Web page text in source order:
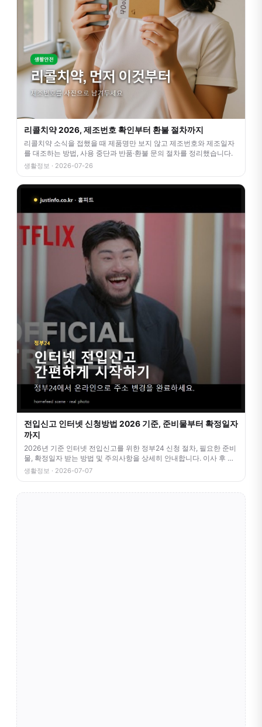
리콜치약 2026, 제조번호 확인부터 환불 절차까지
리콜치약 소식을 접했을 때 제품명만 보지 않고 제조번호와 제조일자
를 대조하는 방법, 사용 중단과 반품·환불 문의 절차를 정리했습니다.
생활정보 · 2026-07-26
전입신고 인터넷 신청방법 2026 기준, 준비물부터 확정일자
까지
2026년 기준 인터넷 전입신고를 위한 정부24 신청 절차, 필요한 준비
물, 확정일자 받는 방법 및 주의사항을 상세히 안내합니다. 이사 후 번
거
생활정보 · 2026-07-07